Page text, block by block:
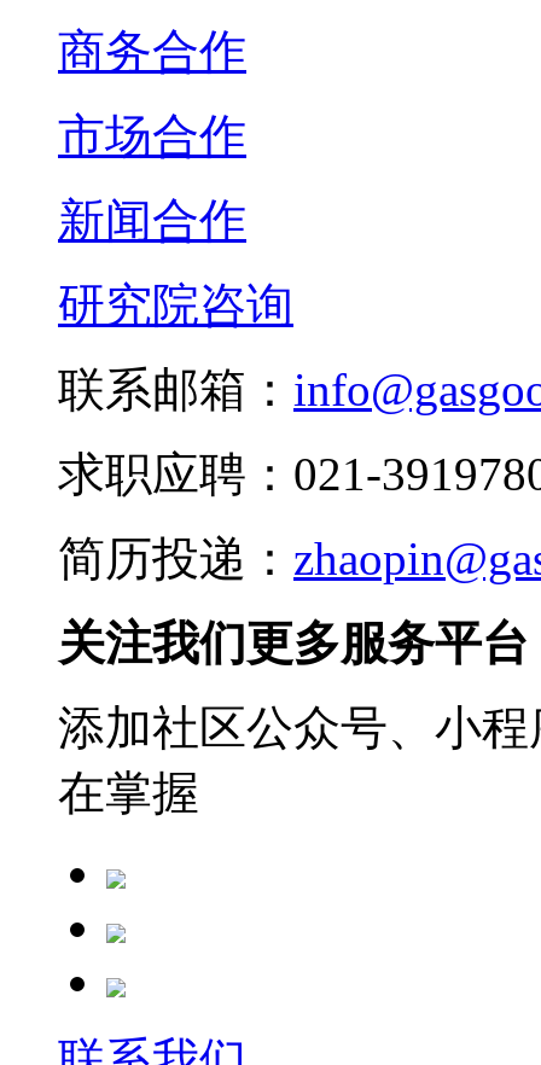
商务合作
市场合作
新闻合作
研究院咨询
联系邮箱：
求职应聘：021-
简历投递：
关注我们更多服务平台
添加社区公众号、小
在掌握